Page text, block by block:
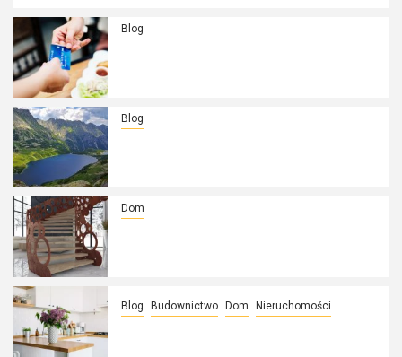
Blog
Blog
Dom
Blog Budownictwo Dom Nieruchomości